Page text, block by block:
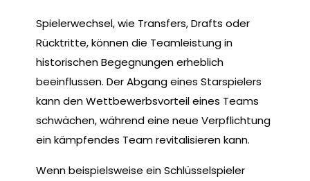
Spielerwechsel, wie Transfers, Drafts oder
Rücktritte, können die Teamleistung in
historischen Begegnungen erheblich
beeinflussen. Der Abgang eines Starspielers
kann den Wettbewerbsvorteil eines Teams
schwächen, während eine neue Verpflichtung
ein kämpfendes Team revitalisieren kann.
Wenn beispielsweise ein Schlüsselspieler